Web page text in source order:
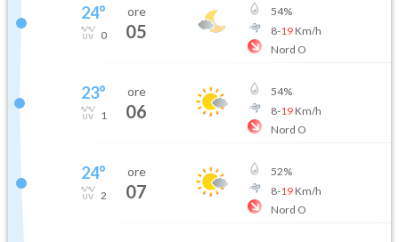
24°
0
ore
05
54%
8-19Km/h
Nord O
23°
1
ore
06
54%
8-19Km/h
Nord O
24°
2
ore
07
52%
8-19Km/h
Nord O